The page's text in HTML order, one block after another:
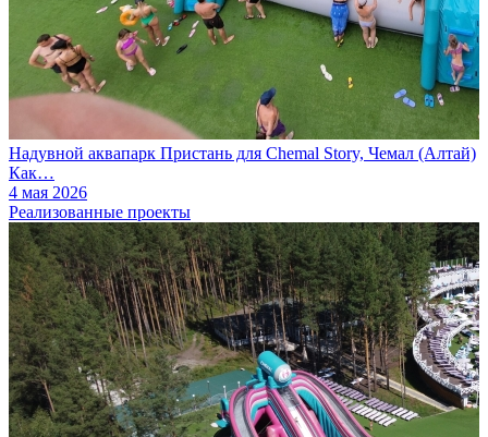
Надувной аквапарк Пристань для Chemal Story, Чемал (Алтай)
Как…
4 мая 2026
Реализованные проекты